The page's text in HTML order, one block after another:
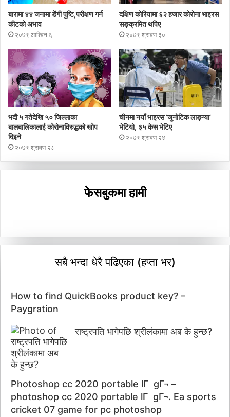
बारामा ४४ जनामा डेंगी पुष्टि,परीक्षण गर्न
कीटको अभाव
२०७९ आश्विन ६
दक्षिण कोरियामा ६२ हजार कोरोना भाइरस
सङ्क्रमित थपिए
२०७९ श्रावण ३०
भदौ ५ गतेदेखि ५० जिल्लाका
बालबालिकालाई कोरोनाविरुद्धको खोप
दिइने
२०७९ श्रावण २८
चीनमा नयाँ भाइरस ‘जुनोटिक लाङ्ग्या’
भेटियो, ३५ केस भेटिए
२०७९ श्रावण २४
फेसबुकमा हामी
सबै भन्दा धेरै पढिएका (हप्ता भर)
How to find QuickBooks product key? –
Paygration
राष्ट्रपति भागेपछि श्रीलंकामा अब के हुन्छ?
Photoshop cc 2020 portable lГ gГ¬ –
photoshop cc 2020 portable lГ gГ¬. Ea sports
cricket 07 game for pc photoshop